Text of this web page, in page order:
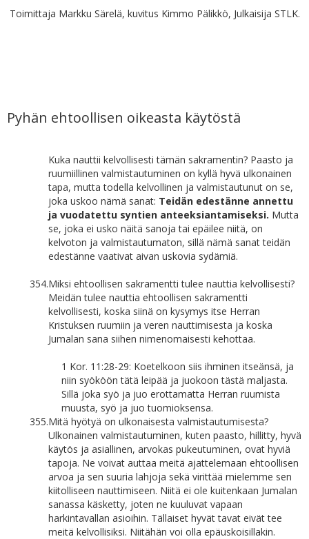
Toimittaja Markku Särelä, kuvitus Kimmo Pälikkö, Julkaisija STLK.
Pyhän ehtoollisen oikeasta käytöstä
Kuka nauttii kelvollisesti tämän sakramentin? Paasto ja
ruumiillinen valmistautuminen on kyllä hyvä ulkonainen
tapa, mutta todella kelvollinen ja valmistautunut on se,
joka uskoo nämä sanat: Teidän edestänne annettu
ja vuodatettu syntien anteeksiantamiseksi. Mutta
se, joka ei usko näitä sanoja tai epäilee niitä, on
kelvoton ja valmistautumaton, sillä nämä sanat teidän
edestänne vaativat aivan uskovia sydämiä.
354.Miksi ehtoollisen sakramentti tulee nauttia kelvollisesti?
Meidän tulee nauttia ehtoollisen sakramentti
kelvollisesti, koska siinä on kysymys itse Herran
Kristuksen ruumiin ja veren nauttimisesta ja koska
Jumalan sana siihen nimenomaisesti kehottaa.
1 Kor. 11:28-29: Koetelkoon siis ihminen itseänsä, ja
niin syököön tätä leipää ja juokoon tästä maljasta.
Sillä joka syö ja juo erottamatta Herran ruumista
muusta, syö ja juo tuomioksensa.
355.Mitä hyötyä on ulkonaisesta valmistautumisesta?
Ulkonainen valmistautuminen, kuten paasto, hillitty, hyvä
käytös ja asiallinen, arvokas pukeutuminen, ovat hyviä
tapoja. Ne voivat auttaa meitä ajattelemaan ehtoollisen
arvoa ja sen suuria lahjoja sekä virittää mielemme sen
kiitolliseen nauttimiseen. Niitä ei ole kuitenkaan Jumalan
sanassa käsketty, joten ne kuuluvat vapaan
harkintavallan asioihin. Tällaiset hyvät tavat eivät tee
meitä kelvollisiksi. Niitähän voi olla epäuskoisillakin.